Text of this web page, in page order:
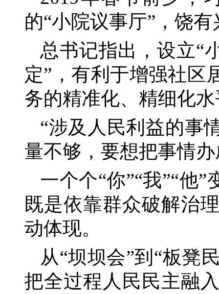
的“小院议事厅”，饶
总书记指出，设立“
定”，有利于增强社区
务的精准化、精细化
“涉及人民利益的事
量不够，要想把事情
一个个“你”“我”“他
既是依靠群众破解治
动体现。
从“坝坝会”到“板凳
把全过程人民民主融